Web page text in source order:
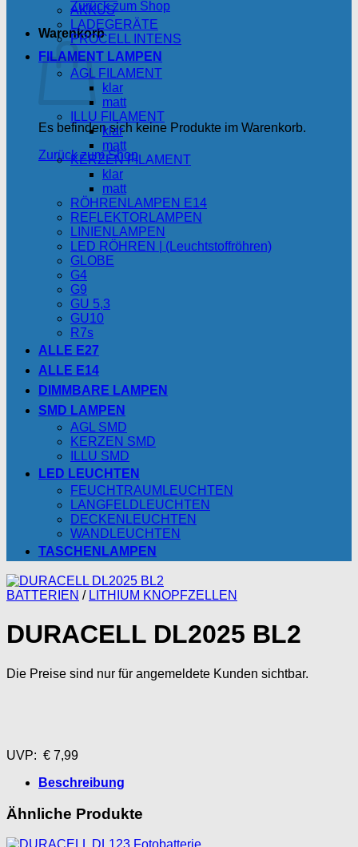
Zurück zum Shop
Warenkorb
Es befinden sich keine Produkte im Warenkorb.
Zurück zum Shop
AKKUS
LADEGERÄTE
PROCELL INTENS
FILAMENT LAMPEN
AGL FILAMENT
klar
matt
ILLU FILAMENT
klar
matt
KERZEN FILAMENT
klar
matt
RÖHRENLAMPEN E14
REFLEKTORLAMPEN
LINIENLAMPEN
LED RÖHREN | (Leuchtstoffröhren)
GLOBE
G4
G9
GU 5,3
GU10
R7s
ALLE E27
ALLE E14
DIMMBARE LAMPEN
SMD LAMPEN
AGL SMD
KERZEN SMD
ILLU SMD
LED LEUCHTEN
FEUCHTRAUMLEUCHTEN
LANGFELDLEUCHTEN
DECKENLEUCHTEN
WANDLEUCHTEN
TASCHENLAMPEN
BATTERIEN / LITHIUM KNOPFZELLEN
DURACELL DL2025 BL2
Die Preise sind nur für angemeldete Kunden sichtbar.
UVP: € 7,99
Beschreibung
Ähnliche Produkte